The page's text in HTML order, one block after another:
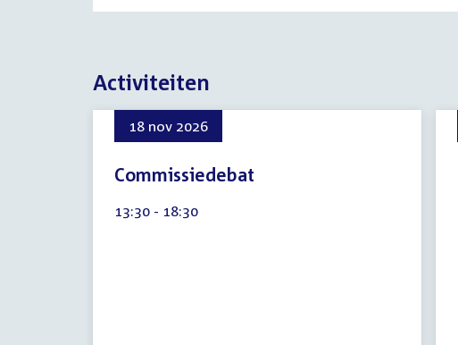
Activiteiten
18 nov 2026
Commissiedebat
augustus
Tijd
13:30 - 18:30